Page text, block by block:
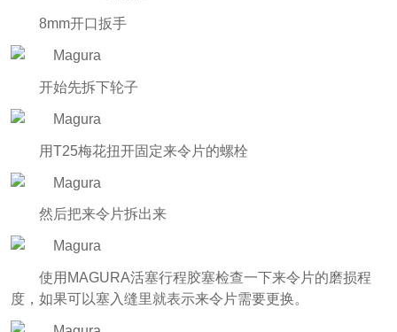
8mm开口扳手
开始先拆下轮子
用T25梅花扭开固定来令片的螺栓
然后把来令片拆出来
使用MAGURA活塞行程胶塞检查一下来令片的磨损程
度，如果可以塞入缝里就表示来令片需要更换。